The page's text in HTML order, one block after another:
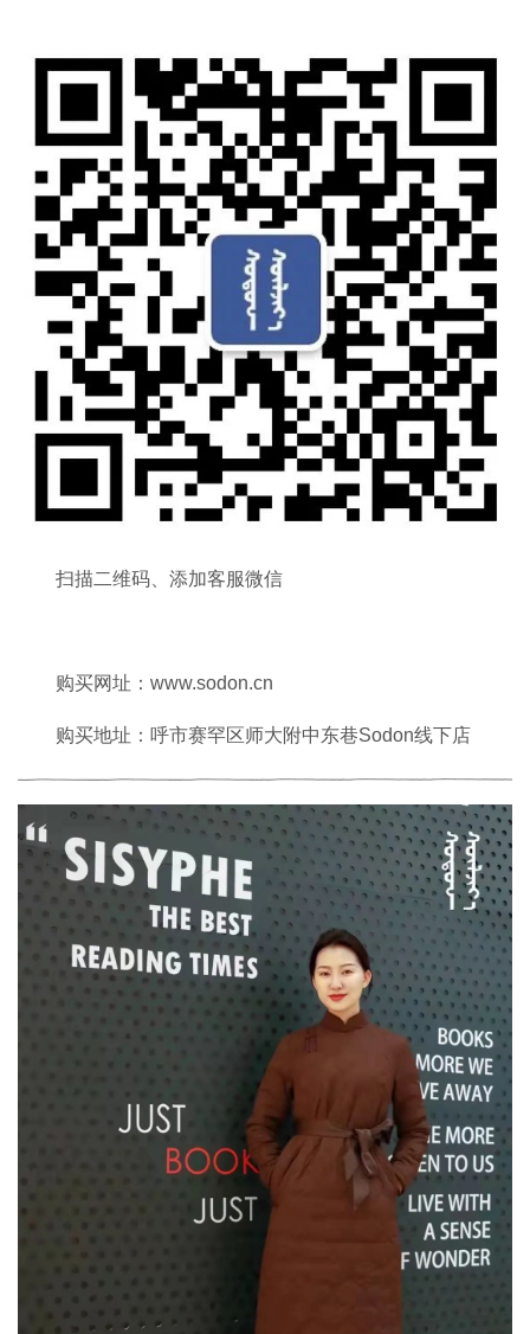
扫描二维码、添加客服微信
购买网址：www.sodon.cn
购买地址：呼市赛罕区师大附中东巷Sodon线下店